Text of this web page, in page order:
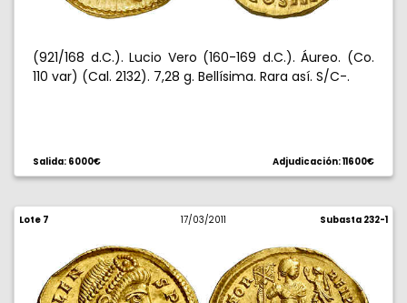
(921/168 d.C.). Lucio Vero (160-169 d.C.). Áureo. (Co.
110 var) (Cal. 2132). 7,28 g. Bellísima. Rara así. S/C-.
Salida: 6000€ Adjudicación: 11600€
Lote 7 17/03/2011 Subasta 232-1